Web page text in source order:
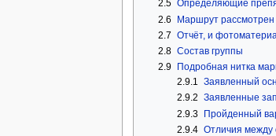
2.5 Определяющие
2.6
Маршрут рассмотрен
2.7 Отчёт, и
2.8 Состав группы
2.9
Подробная нитка
2.9.1 Заявленный
2.9.2 Заявленные
2.9.3 Пройденный
2.9.4 Отличия между